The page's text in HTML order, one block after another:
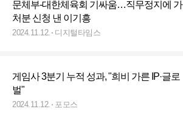
문체부-대한체육회 기싸움…직무정지에 가
처분 신청 낸 이기흥
2024.11.12. 디지털타임스
게임사 3분기 누적 성과, "희비 가른 IP·글로
벌"
2024.11.12. 포모스